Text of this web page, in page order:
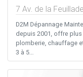
7 Av. de la
D2M Dépannage
depuis 2001, offre plus
plomberie, chauffage
3 à 5...